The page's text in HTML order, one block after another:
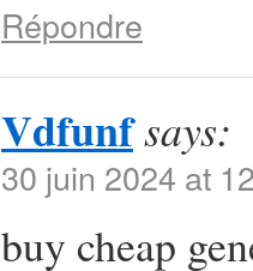
Répondre
Vdfunfsays:
30 juin 2024 at
buy cheap